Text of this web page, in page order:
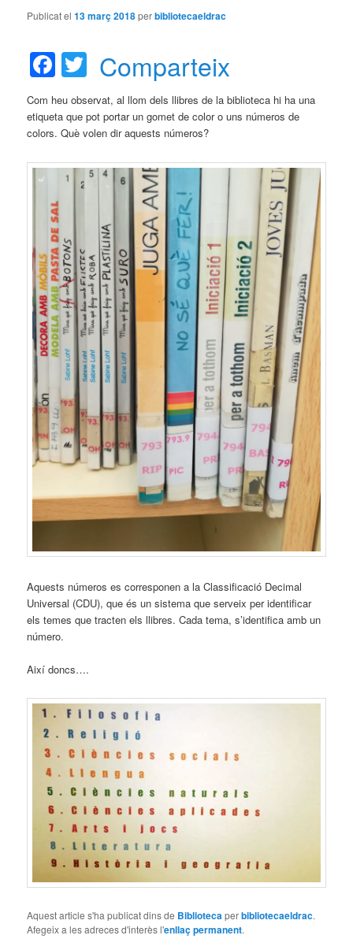
Publicat el13 març 2018perbibliotecaeldrac
Facebook
Twitter
Comparteix
Com heu observat, al llom dels llibres de la biblioteca hi ha una
etiqueta que pot portar un gomet de color o uns números de
colors. Què volen dir aquests números?
Aquests números es corresponen a la Classificació Decimal
Universal (CDU), que és un sistema que serveix per identificar
els temes que tracten els llibres. Cada tema, s’identifica amb un
número.
Així doncs….
Aquest article s'ha publicat dins de Bibliotecaperbibliotecaeldrac.
Afegeix a les adreces d'interès l'enllaç permanent.